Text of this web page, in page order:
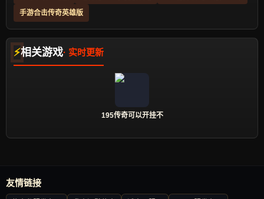
手游合击传奇英雄版
相关游戏
195传奇可以开挂不
友情链接